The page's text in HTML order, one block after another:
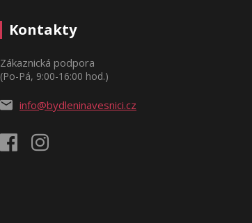
Kontakty
Zákaznická podpora
(Po-Pá, 9:00-16:00 hod.)
info@bydleninavesnici.cz